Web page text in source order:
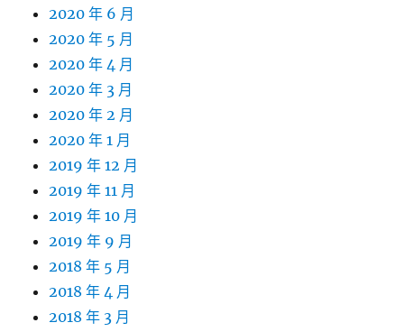
2020 年 6 月
2020 年 5 月
2020 年 4 月
2020 年 3 月
2020 年 2 月
2020 年 1 月
2019 年 12 月
2019 年 11 月
2019 年 10 月
2019 年 9 月
2018 年 5 月
2018 年 4 月
2018 年 3 月